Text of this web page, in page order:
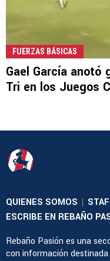
FUERZAS BÁSICAS
Gael García anotó
Tri en los Juegos
QUIENES SOMOS |
ESCRIBE EN REBAÑO
Rebaño Pasión es una
con información destinada